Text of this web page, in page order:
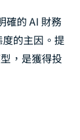
確的 AI 財務
的主因。提
，是獲得投